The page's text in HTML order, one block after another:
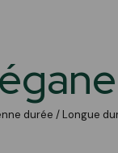
LLD
durée / Longue